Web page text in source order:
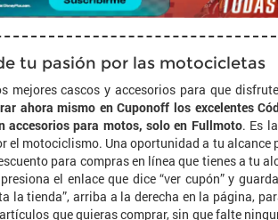
tu pasión por las motocicletas
mejores cascos y accesorios para que
ahora mismo en Cuponoff los excelentes
accesorios para motos, solo en Fullmoto. Es
el motociclismo. Una oportunidad a tu alcance
para compras en línea que tienes a tu
el enlace que dice “ver cupón” y
la tienda”, arriba a la derecha en la página,
que quieras comprar, sin que falte